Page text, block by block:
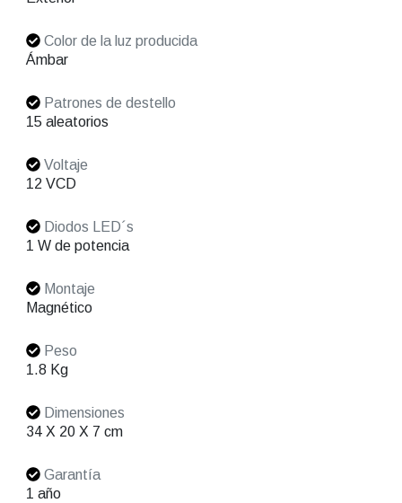
Color de la luz producida
Ámbar
Patrones de destello
15 aleatorios
Voltaje
12 VCD
Diodos LED´s
1 W de potencia
Montaje
Magnético
Peso
1.8 Kg
Dimensiones
34 X 20 X 7 cm
Garantía
1 año